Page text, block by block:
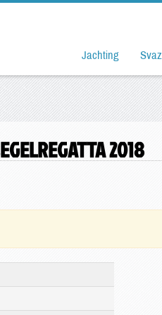
Jachting Svaz
2018